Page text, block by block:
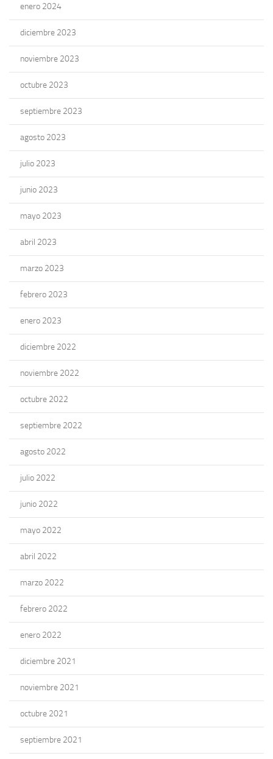
enero 2024
diciembre 2023
noviembre 2023
octubre 2023
septiembre 2023
agosto 2023
julio 2023
junio 2023
mayo 2023
abril 2023
marzo 2023
febrero 2023
enero 2023
diciembre 2022
noviembre 2022
octubre 2022
septiembre 2022
agosto 2022
julio 2022
junio 2022
mayo 2022
abril 2022
marzo 2022
febrero 2022
enero 2022
diciembre 2021
noviembre 2021
octubre 2021
septiembre 2021